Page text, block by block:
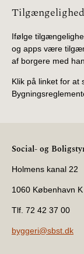
Ifølge
og apps være
af borgere med
Klik på linket for
Social- og
Holmens kanal 22
1060 København K
Tlf. 72 42 37 00
byggeri@sbst.dk